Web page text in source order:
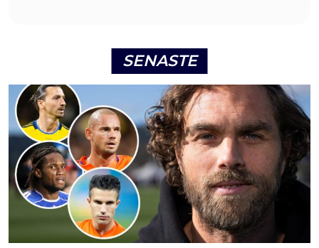
SENASTE